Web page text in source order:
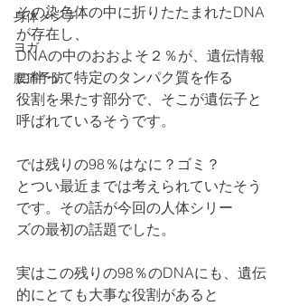
身体メンテ
ヨガ
腰痛予防
その染色体の中に折りたたまれたDNA
が存在し、
DNAの中のおおよそ２％が、遺伝情報
に伴って特定のタンパク質を作る
役割を果たす部分で、そこが遺伝子と
呼ばれているそうです。
では残りの98％はなに？ゴミ？
とつい最近までは考えられていたそう
です。その話が今回の人体シリー
ズの最初の話題でした。
実はこの残りの98％のDNAにも、遺伝
的にとても大事な役割があると